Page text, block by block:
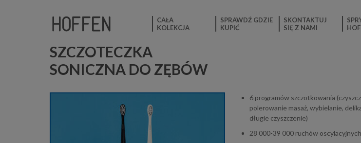
CAŁA
KOLEKCJA
SPRAWDŹ GDZIE
KUPIĆ
SKONTAKTUJ
SIĘ Z NAMI
SZCZOTECZKA
SONICZNA DO ZĘBÓW
6 programów szczotkowania
polerowanie masaż, wybielanie,
długie czyszczenie)
28 000-39 000 ruchów